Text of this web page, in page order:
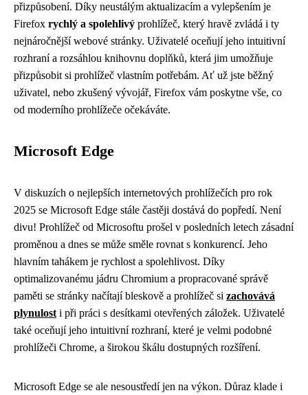
přizpůsobení. Díky neustálým aktualizacím a vylepšením je
Firefox rychlý a spolehlivý prohlížeč, který hravě zvládá i ty
nejnáročnější webové stránky. Uživatelé oceňují jeho intuitivní
rozhraní a rozsáhlou knihovnu doplňků, která jim umožňuje
přizpůsobit si prohlížeč vlastním potřebám. Ať už jste běžný
uživatel, nebo zkušený vývojář, Firefox vám poskytne vše, co
od moderního prohlížeče očekáváte.
Microsoft Edge
V diskuzích o nejlepších internetových prohlížečích pro rok
2025 se Microsoft Edge stále častěji dostává do popředí. Není
divu! Prohlížeč od Microsoftu prošel v posledních letech zásadní
proměnou a dnes se může směle rovnat s konkurencí. Jeho
hlavním tahákem je rychlost a spolehlivost. Díky
optimalizovanému jádru Chromium a propracované správě
paměti se stránky načítají bleskově a prohlížeč si zachovává
plynulost i při práci s desítkami otevřených záložek. Uživatelé
také oceňují jeho intuitivní rozhraní, které je velmi podobné
prohlížeči Chrome, a širokou škálu dostupných rozšíření.
Microsoft Edge se ale nesoustředí jen na výkon. Důraz klade i